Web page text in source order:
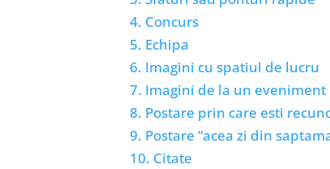
4. Concurs
5. Echipa
6. Imagini cu spatiul de lucru
7. Imagini de la un eveniment
8. Postare prin care esti
9. Postare “acea zi din
10. Citate